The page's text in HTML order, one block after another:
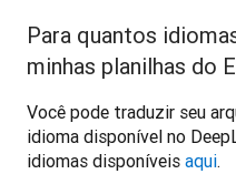
Para quantos
minhas planilhas do
Você pode traduzir seu
idioma disponível no
idiomas disponíveis aqui.